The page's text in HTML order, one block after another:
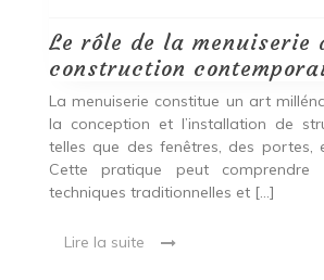
Le rôle de la menuiserie
construction
La menuiserie constitue un art
la conception et l’installation de
telles que des fenêtres, des portes,
Cette pratique peut
techniques traditionnelles et […]
Lire la suite